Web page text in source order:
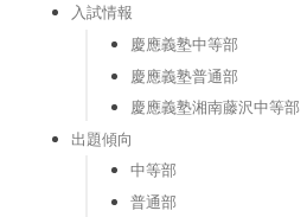
入試情報
慶應義塾中等部
慶應義塾普通部
慶應義塾湘南藤沢中等部
出題傾向
中等部
普通部